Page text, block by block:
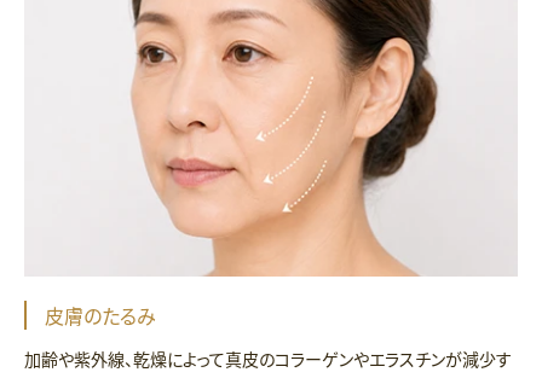
皮膚のたるみ
加齢や紫外線、乾燥によって真皮のコラーゲンやエラスチンが減少す